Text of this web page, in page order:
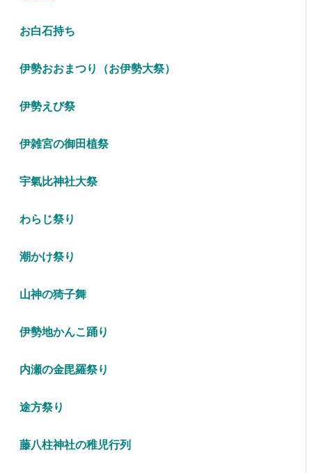
お白石持ち
伊勢おおまつり（お伊勢大祭）
伊勢えび祭
伊雑宮の御田植祭
宇氣比神社大祭
わらじ祭り
潮かけ祭り
山神の猗子舞
伊勢地かんこ踊り
内瀬の金毘羅祭り
途方祭り
藤八柱神社の稚児行列